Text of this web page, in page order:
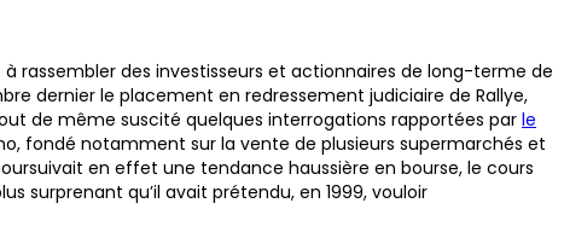
à rassembler des investisseurs et actionnaires de long-terme de
dernier le placement en redressement judiciaire de Rallye,
de même suscité quelques interrogations rapportées par le
fondé notamment sur la vente de plusieurs supermarchés et
en effet une tendance haussière en bourse, le cours
surprenant qu’il avait prétendu, en 1999, vouloir